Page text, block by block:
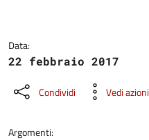
Data:
22 febbraio 2017
Condividi Vedi azioni
Argomenti: